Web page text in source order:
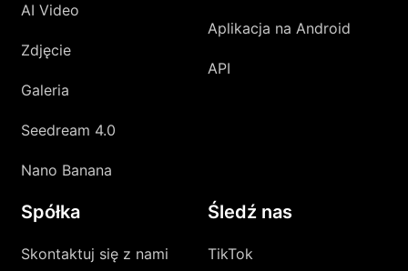
AI Video
Zdjęcie
Galeria
Seedream 4.0
Nano Banana
Aplikacja na Android
API
Spółka
Skontaktuj się z nami
Śledź nas
TikTok